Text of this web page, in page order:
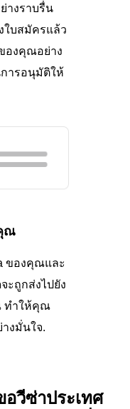
างราบรื่น
ใบสมัครแล้ว
องคุณอย่าง
การอนุมัติให้
ณ
ของคุณและ
ะถูกส่งไปยัง
ทำให้คุณ
งมั่นใจ.
วีซ่าประเทศ